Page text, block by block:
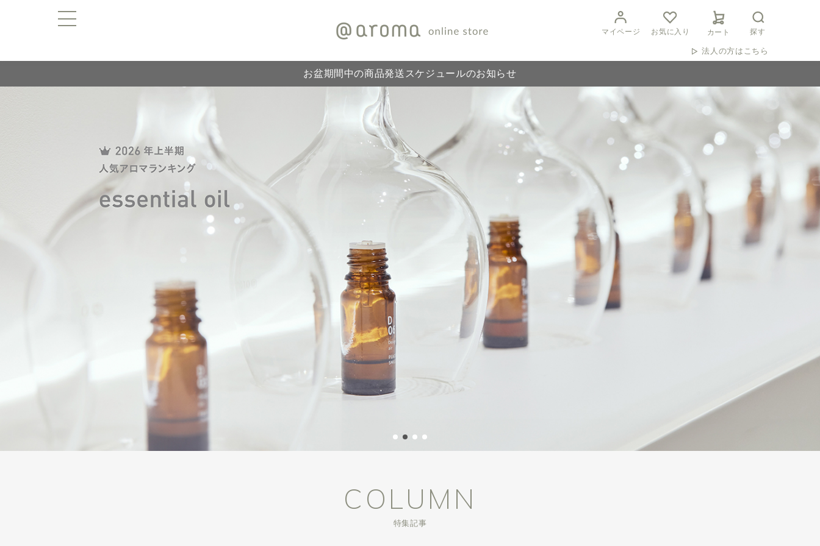
マイページ お気に入り カート 探す
法人の方はこちら
お盆期間中の商品発送スケジュールのお知らせ
COLUMN
特集記事